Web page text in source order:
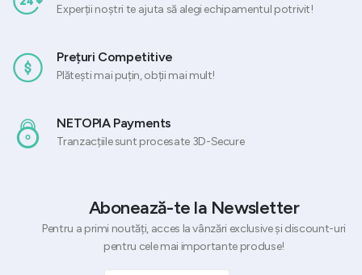
Experții noștri te ajuta să alegi echipamentul potrivit!
Prețuri Competitive
Plătești mai puțin, obții mai mult!
NETOPIA Payments
Tranzacțiile sunt procesate 3D-Secure
Abonează-te la Newsletter
Pentru a primi noutăți, acces la vânzări exclusive și discount-uri
pentru cele mai importante produse!